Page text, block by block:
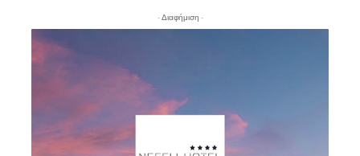
- Διαφήμιση -